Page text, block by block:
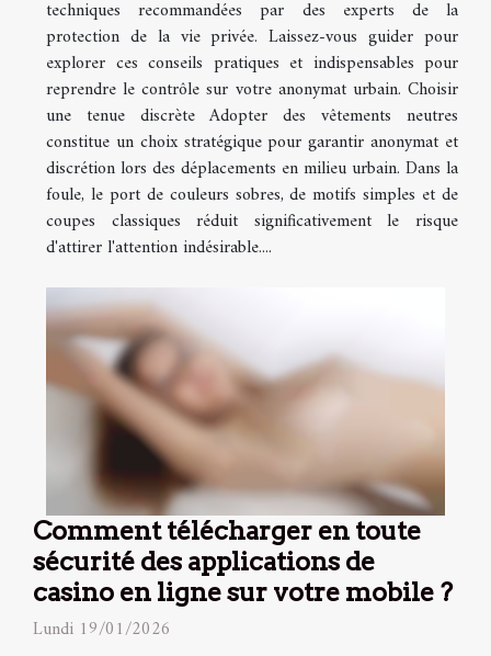
techniques recommandées par des experts de la
protection de la vie privée. Laissez-vous guider pour
explorer ces conseils pratiques et indispensables pour
reprendre le contrôle sur votre anonymat urbain. Choisir
une tenue discrète Adopter des vêtements neutres
constitue un choix stratégique pour garantir anonymat et
discrétion lors des déplacements en milieu urbain. Dans la
foule, le port de couleurs sobres, de motifs simples et de
coupes classiques réduit significativement le risque
d'attirer l'attention indésirable....
Comment télécharger en toute
sécurité des applications de
casino en ligne sur votre mobile ?
Lundi 19/01/2026